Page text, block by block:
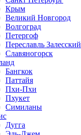
Крым
Великий Новгород
Волгоград
Петергоф
Переславль Залесский
Славяногорск
Бангкок
Паттайя
Пхи-Пхи
Пхукет
Симиланы
Дугга